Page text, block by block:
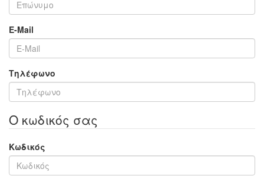
E-Mail
Τηλέφωνο
Ο κωδικός σας
Κωδικός